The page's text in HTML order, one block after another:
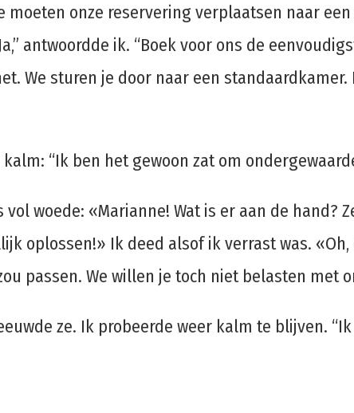
onze reservering verplaatsen naar
antwoordde ik. “Boek voor ons de
We sturen je door naar een standaardkamer.
“Ik ben het gewoon zat om
woede: «Marianne! Wat is er aan de hand?
oplossen!» Ik deed alsof ik verrast was. «Oh,
passen. We willen je toch niet belasten met
ze. Ik probeerde weer kalm te blijven.